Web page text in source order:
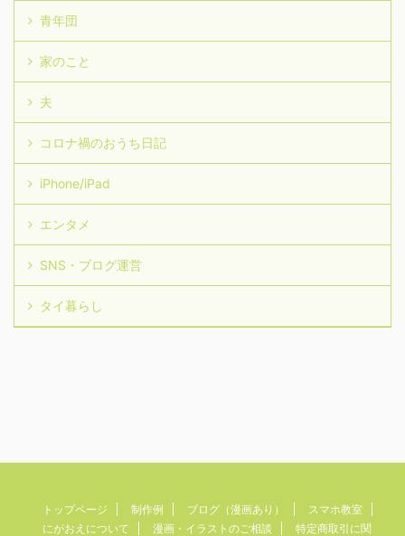
青年団
家のこと
夫
コロナ禍のおうち日記
iPhone/iPad
エンタメ
SNS・ブログ運営
タイ暮らし
トップページ 制作例 ブログ（漫画あり）
スマホ教室
にがおえについて
漫画・イラストのご相談 特定商取引に関